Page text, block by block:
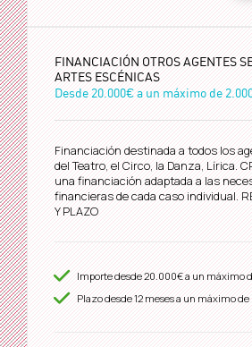
FINANCIACIÓN OTROS AGENTES
ARTES ESCÉNICAS
Desde20.000€a un máximo de
Financiación destinada a todos los
del Teatro, el Circo, la Danza, Lírica.
una financiación adaptada a las
financieras de cada caso individual.
Y PLAZO
Importe desde20.000€a un máximo
Plazo desde12meses a un máximo de